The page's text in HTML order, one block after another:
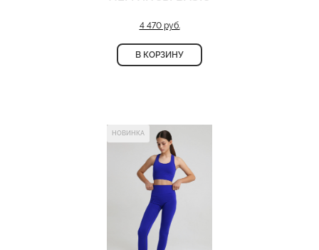
от состава ткани до финальной строчки — всё работает на
комфорт, долговечность и безупречный внешний вид.
4 470 руб.
В КОРЗИНУ
НОВИНКА